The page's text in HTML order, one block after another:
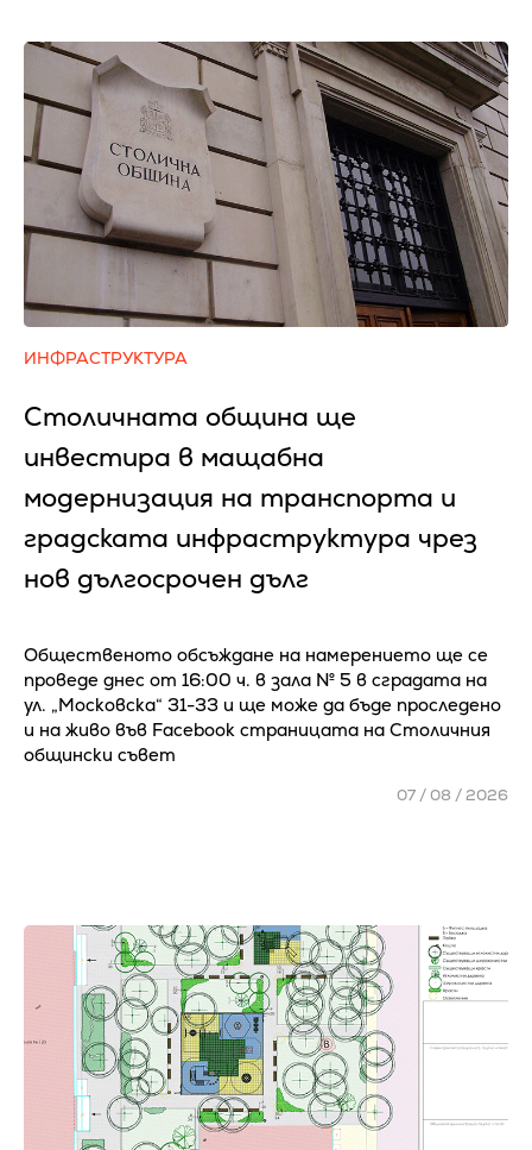
ИНФРАСТРУКТУРА
Столичната община ще
инвестира в мащабна
модернизация на транспорта и
градската инфраструктура чрез
нов дългосрочен дълг
Общественото обсъждане на намерението ще се
проведе днес от 16:00 ч. в зала № 5 в сградата на
ул. „Московска“ 31-33 и ще може да бъде проследено
и на живо във Facebook страницата на Столичния
общински съвет
07 / 08 / 2026